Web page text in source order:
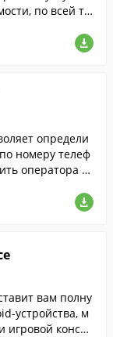
по всей те
определи
номеру телеф
оператора п
вам полну
устройства, м
консол